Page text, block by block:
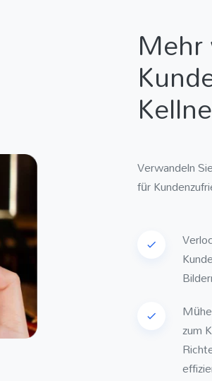
Verwandeln
für
zum